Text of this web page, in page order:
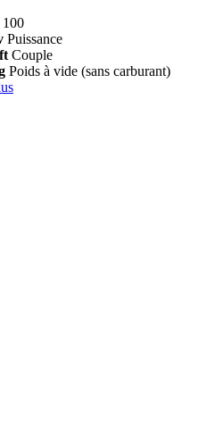
Puissance
Couple
Poids à vide (sans carburant)